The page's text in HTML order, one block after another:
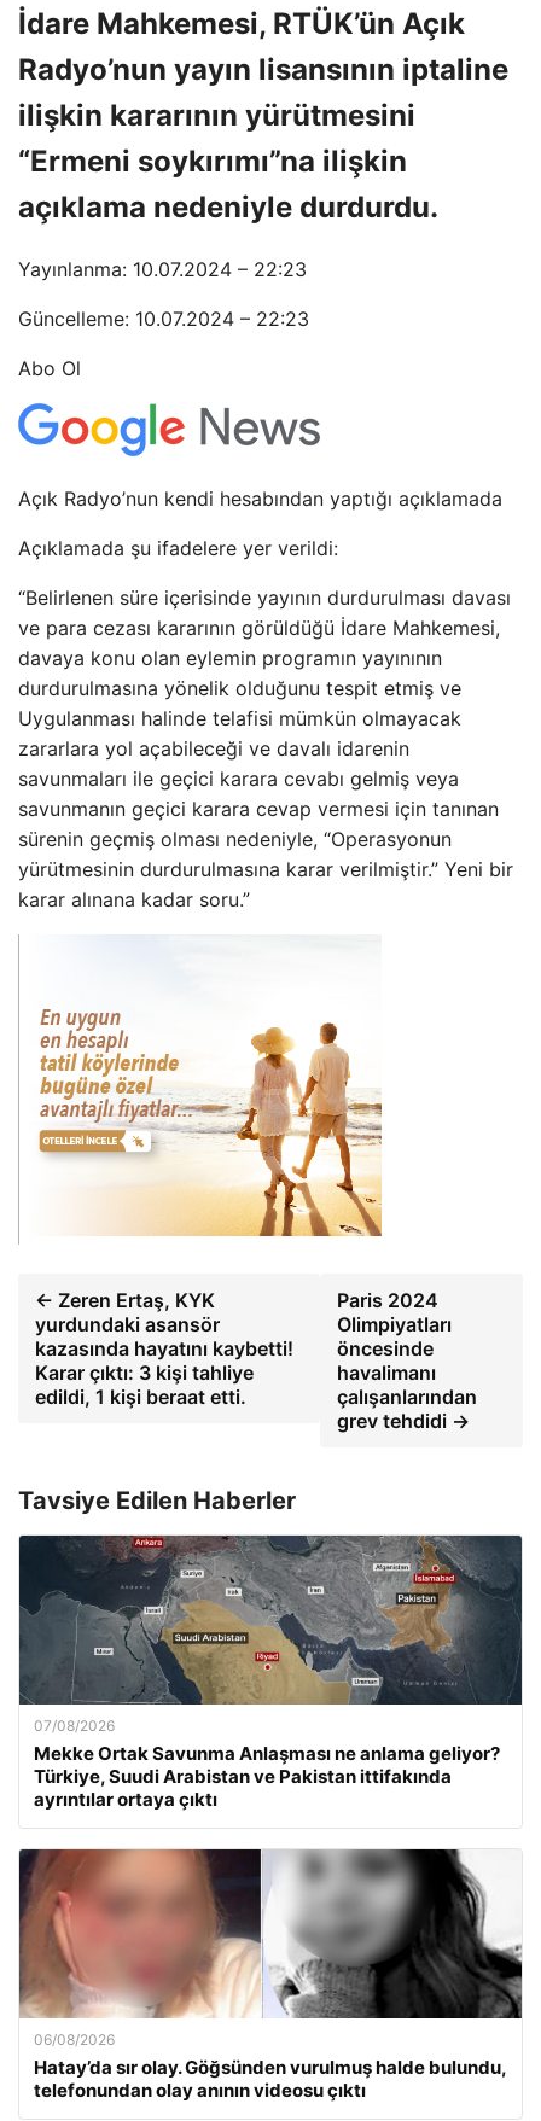
İdare Mahkemesi, RTÜK’ün Açık
Radyo’nun yayın lisansının iptaline
ilişkin kararının yürütmesini
“Ermeni soykırımı”na ilişkin
açıklama nedeniyle durdurdu.
Yayınlanma: 10.07.2024 – 22:23
Güncelleme: 10.07.2024 – 22:23
Abo Ol
Açık Radyo’nun kendi hesabından yaptığı açıklamada
Açıklamada şu ifadelere yer verildi:
“Belirlenen süre içerisinde yayının durdurulması davası
ve para cezası kararının görüldüğü İdare Mahkemesi,
davaya konu olan eylemin programın yayınının
durdurulmasına yönelik olduğunu tespit etmiş ve
Uygulanması halinde telafisi mümkün olmayacak
zararlara yol açabileceği ve davalı idarenin
savunmaları ile geçici karara cevabı gelmiş veya
savunmanın geçici karara cevap vermesi için tanınan
sürenin geçmiş olması nedeniyle, “Operasyonun
yürütmesinin durdurulmasına karar verilmiştir.” Yeni bir
karar alınana kadar soru.”
← Zeren Ertaş, KYK
yurdundaki asansör
kazasında hayatını kaybetti!
Karar çıktı: 3 kişi tahliye
edildi, 1 kişi beraat etti.
Paris 2024
Olimpiyatları
öncesinde
havalimanı
çalışanlarından
grev tehdidi →
Tavsiye Edilen Haberler
07/08/2026
Mekke Ortak Savunma Anlaşması ne anlama geliyor?
Türkiye, Suudi Arabistan ve Pakistan ittifakında
ayrıntılar ortaya çıktı
06/08/2026
Hatay’da sır olay. Göğsünden vurulmuş halde bulundu,
telefonundan olay anının videosu çıktı